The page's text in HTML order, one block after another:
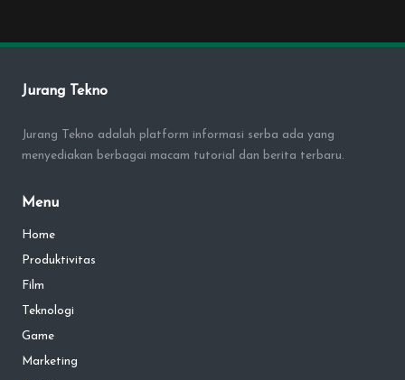
Jurang Tekno
Jurang Tekno adalah platform informasi serba ada yang
menyediakan berbagai macam tutorial dan berita terbaru.
Menu
Home
Produktivitas
Film
Teknologi
Game
Marketing